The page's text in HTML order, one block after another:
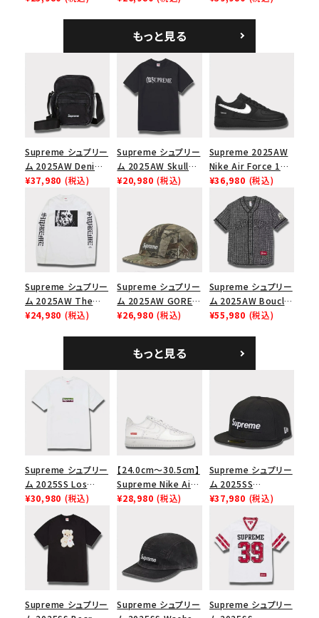
ャップ ナチュラル
ゴ 6パネル ネイビー
もっと見る
Supreme シュプリー
ム 2025AW Denim
Shoulder Bag デニ
ブラック
¥37,980 (税込)
Supreme シュプリー
ム 2025AW Skull
Tee スカル Tシャツ
¥20,980 (税込)
Supreme 2025AW
Nike Air Force 1
Low シュプリーム ナ
イキエアフォース１ス
ニーカー シューズ ブ
ラック
¥36,980 (税込)
Supreme シュプリー
ム 2025AW The
Exorcist Mother
¥24,980 (税込)
Supreme シュプリー
ム 2025AW GORE-
TEX Zip Pocket
キャンプ キャップ リ
アルツリーAPカモ
¥26,980 (税込)
Supreme シュプリー
ム 2025AW Boucle
Baseball Jersey ブ
¥55,980 (税込)
もっと見る
Supreme シュプリー
ム 2025SS Los
Angeles Fire Relief
Box Logo Tee ファ
イヤーリリーフボック
スロゴTシャツ ホワ
イト 白
¥30,980 (税込)
【24.0cm～30.5cm】
Supreme Nike Air
Force 1 Low シュプ
ューズ ホワイト
¥28,980 (税込)
Supreme シュプリー
ム 2025SS
Championship Box
チャンピオンシップボ
ックスロゴニューエラ
キャップ ブラック 黒
¥37,980 (税込)
Supreme シュプリー
Supreme シュプリー
Supreme シュプリー